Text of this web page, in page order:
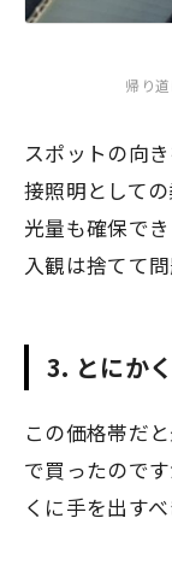
帰り
スポットの向
接照明として
光量も確保で
入観は捨てて問
3. とにか
この価格帯だ
で買ったので
くに手を出す